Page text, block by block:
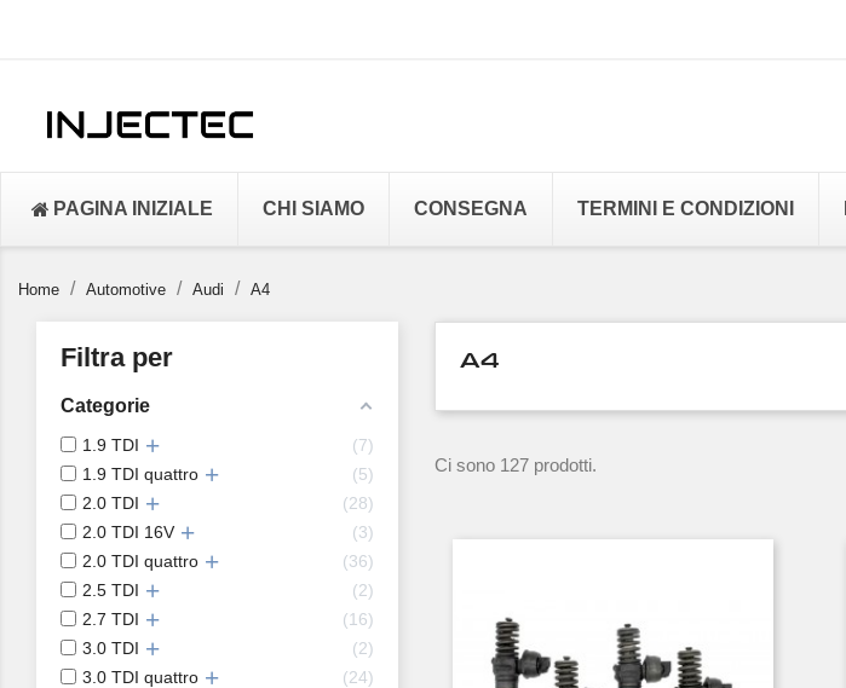
PAGINA INIZIALE CHI SIAMO CONSEGNA TERMINI E CONDIZIONI
Home Automotive Audi A4
Filtra per
Categorie
1.9 TDI
7
1.9 TDI quattro
5
2.0 TDI
28
2.0 TDI 16V
3
2.0 TDI quattro
36
2.5 TDI
2
2.7 TDI
16
3.0 TDI
2
3.0 TDI quattro
24
A4
Ci sono 127 prodotti.